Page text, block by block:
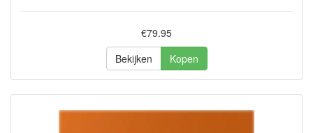
€79.95
Bekijken
Kopen